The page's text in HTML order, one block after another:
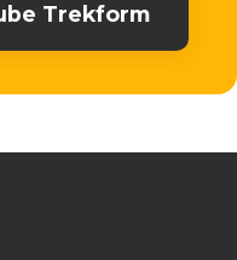
Trekform